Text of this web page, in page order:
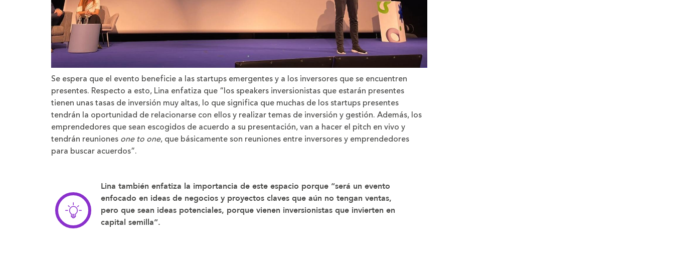
Se espera que el evento beneficie a las startups emergentes y a los inversores que se encuentren
presentes. Respecto a esto, Lina enfatiza que “los speakers inversionistas que estarán presentes
tienen unas tasas de inversión muy altas, lo que significa que muchas de los startups presentes
tendrán la oportunidad de relacionarse con ellos y realizar temas de inversión y gestión. Además, los
emprendedores que sean escogidos de acuerdo a su presentación, van a hacer el pitch en vivo y
tendrán reuniones one to one, que básicamente son reuniones entre inversores y emprendedores
para buscar acuerdos”.
Lina también enfatiza la importancia de este espacio porque “será un evento
enfocado en ideas de negocios y proyectos claves que aún no tengan ventas,
pero que sean ideas potenciales, porque vienen inversionistas que invierten en
capital semilla”.